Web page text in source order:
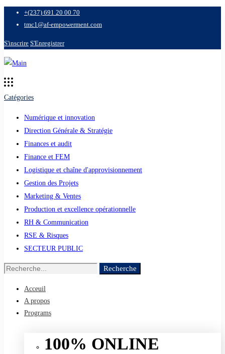
+(237) 691 20 00 70
tmc1@af-empowerment.com
S'inscrire S'Enregistrer
Catégories
Numérique et innovation
Direction Générale & Stratégie
Finances et audit
Finance et FEM
Logistique et chaîne d'approvisionnement
Gestion des Projets
Marketing & Ventes
Production et excellence opérationnelle
RH & Communication
RSE & Risques
SECTEUR PUBLIC
Recherche
Recherche
Acceuil
A propos
Programs
100% ONLINE